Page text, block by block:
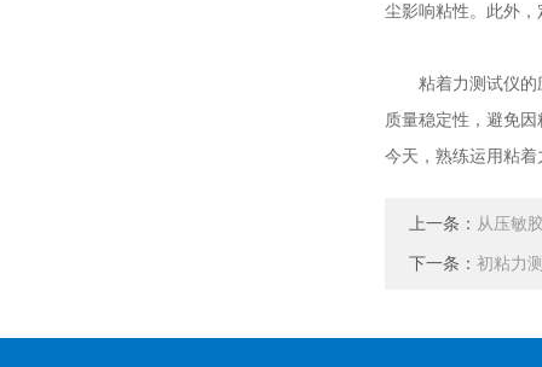
尘影响粘性。此外
粘着力测试仪的应
质量稳定性，避免
今天，熟练运用粘
上一条： 从压敏
下一条： 初粘力